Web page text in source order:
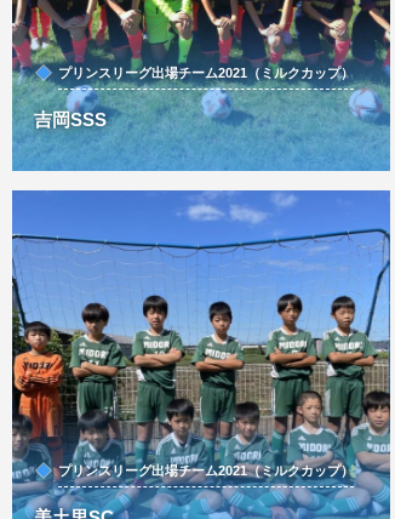
プリンスリーグ出場チーム2021（ミルクカップ）
吉岡SSS
プリンスリーグ出場チーム2021（ミルクカップ）